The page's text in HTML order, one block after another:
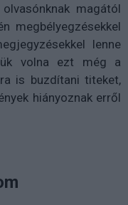
magától
megbélyegzésekkel
lenne
volna ezt még a
is buzdítani titeket,
hiányoznak erről